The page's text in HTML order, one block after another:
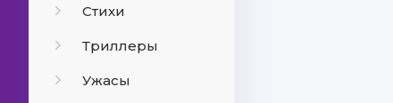
Стихи
Триллеры
Ужасы